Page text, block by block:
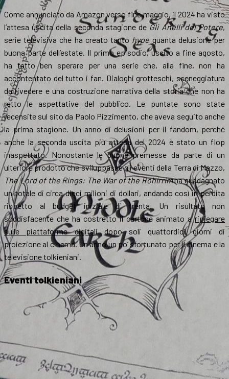
Come annunciato da Amazon verso fine maggio, il 2024 ha visto
l’attesa uscita della seconda stagione de Gli Anelli del Potere,
serie televisiva che ha creato tanto hype quanta delusione per
buona parte dell’estate. Il primo episodio, uscito a fine agosto,
ha fatto ben sperare per una serie che, alla fine, non ha
accontentato del tutto i fan. Dialoghi grotteschi, sceneggiatura
da rivedere e una costruzione narrativa della storia che non ha
retto le aspettative del pubblico. Le puntate sono state
recensite sul sito da Paolo Pizzimento, che aveva seguito anche
la prima stagione. Un anno di delusioni per il fandom, perché
anche la seconda uscita più attesa del 2024 è stato un flop
inaspettato. Nonostante le buone premesse da parte di un
ulteriore prodotto che sviluppasse gli eventi della Terra di Mezzo,
The Lord of the Rings: The War of the Rohirrimha guadagnato
un totale di circa dieci milioni di dollari, andando così in perdita
rispetto al budget iniziale di trenta. Un risultato non
soddisfacente che ha costretto il cartone animato aripiegare
sulle piattaforme digitalidopo soli quattordici giorni di
proiezione al cinema. Un anno un po’ sfortunato per il cinema e la
televisione tolkieniani.
Eventi tolkieniani